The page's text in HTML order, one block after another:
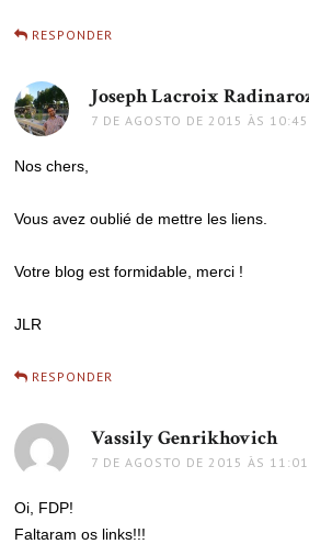
RESPONDER
Joseph Lacroix
7 DE AGOSTO DE 2015 ÀS 10:45
Nos chers,
Vous avez oublié de mettre les liens.
Votre blog est formidable, merci !
JLR
RESPONDER
Vassily Genrikhovich
7 DE AGOSTO DE 2015 ÀS 11:01
Oi, FDP!
Faltaram os links!!!